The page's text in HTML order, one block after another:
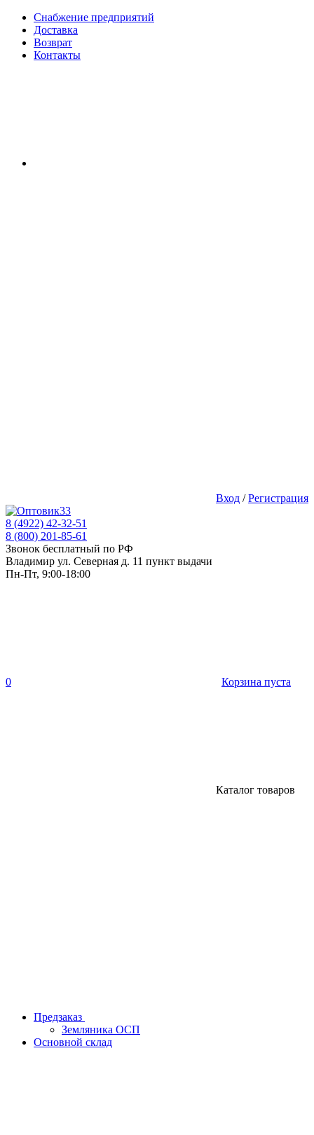
Снабжение предприятий
Доставка
Возврат
Контакты
Вход /Регистрация
8 (4922) 42-32-51
8 (800) 201-85-61
Звонок бесплатный по РФ
Владимир ул. Северная д. 11 пункт выдачи
Пн-Пт, 9:00-18:00
0 Корзина пуста
Каталог товаров
Предзаказ
Земляника ОСП
Основной склад